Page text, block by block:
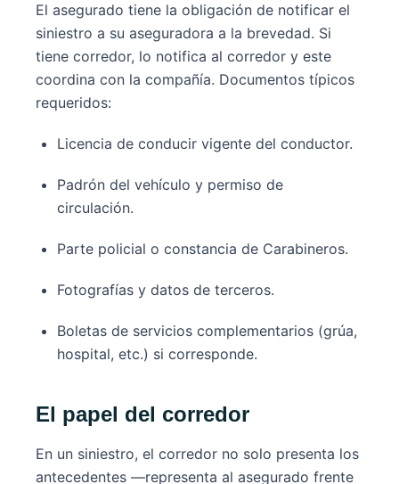
El asegurado tiene la obligación de notificar el
siniestro a su aseguradora a la brevedad. Si
tiene corredor, lo notifica al corredor y este
coordina con la compañía. Documentos típicos
requeridos:
Licencia de conducir vigente del conductor.
Padrón del vehículo y permiso de
circulación.
Parte policial o constancia de Carabineros.
Fotografías y datos de terceros.
Boletas de servicios complementarios (grúa,
hospital, etc.) si corresponde.
El papel del corredor
En un siniestro, el corredor no solo presenta los
antecedentes —representa al asegurado frente